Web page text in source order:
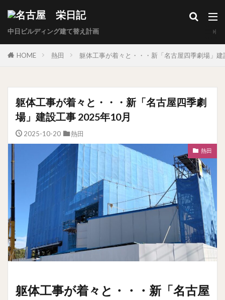
中日ビルディング建て替え計画
HOME 熱田 躯体工事が着々と・・・新「名古屋四季劇場」
躯体工事が着々と・・・新「名古屋四季劇
場」建設工事 2025年10月
2025-10-20 熱田
熱田
躯体工事が着々と・・・新「名古屋